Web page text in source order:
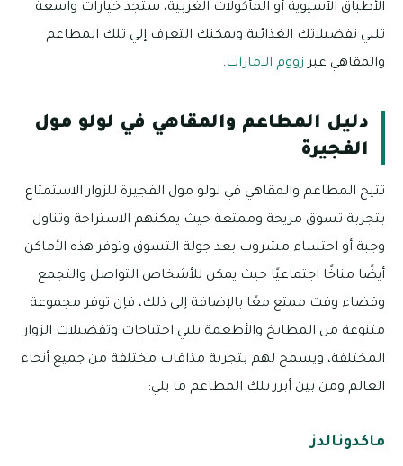
الأطباق الآسيوية أو المأكولات الغربية، ستجد خيارات واسعة
تلبي تفضيلاتك الغذائية ويمكنك التعرف إلي تلك المطاعم
والمقاهي عبر زووم الامارات.
دليل المطاعم والمقاهي في لولو مول
الفجيرة
تتيح المطاعم والمقاهي في لولو مول الفجيرة للزوار الاستمتاع
بتجربة تسوق مريحة وممتعة حيث يمكنهم الاستراحة وتناول
وجبة أو احتساء مشروب بعد جولة التسوق وتوفر هذه الأماكن
أيضًا مناخًا اجتماعيًا حيث يمكن للأشخاص التواصل والتجمع
وقضاء وقت ممتع معًا بالإضافة إلى ذلك، فإن توفر مجموعة
متنوعة من المطابخ والأطعمة يلبي احتياجات وتفضيلات الزوار
المختلفة، ويسمح لهم بتجربة مذاقات مختلفة من جميع أنحاء
العالم ومن بين أبرز تلك المطاعم ما يلي:
ماكدونالدز